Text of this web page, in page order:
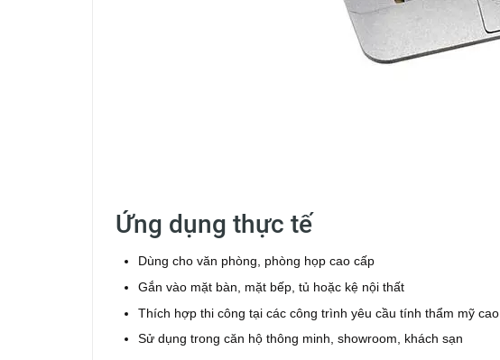
Ứng dụng thực tế
Dùng cho văn phòng, phòng họp cao cấp
Gắn vào mặt bàn, mặt bếp, tủ hoặc kệ nội thất
Thích hợp thi công tại các công trình yêu cầu tính thẩm mỹ cao
Sử dụng trong căn hộ thông minh, showroom, khách sạn